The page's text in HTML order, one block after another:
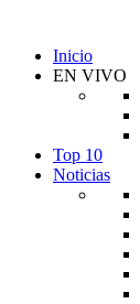
Inicio
EN VIVO
Top 10
Noticias